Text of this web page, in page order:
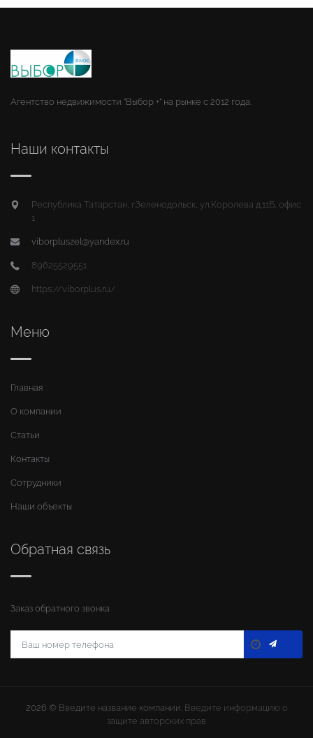
Агентство недвижимости "Выбор +" на рынке с 2012 года.
Наши контакты
Республика Татарстан, г.Зеленодольск, ул.Королева д.11Б, офис
1
viborpluszel@yandex.ru
89625529551
https://viborplus.ru/
Меню
Главная
О компании
Статьи
Контакты
Сотрудники
Наши объекты
Обратная связь
Заказ обратного звонка
2026 © Введите название компании. Введите информацию о
защите авторских прав